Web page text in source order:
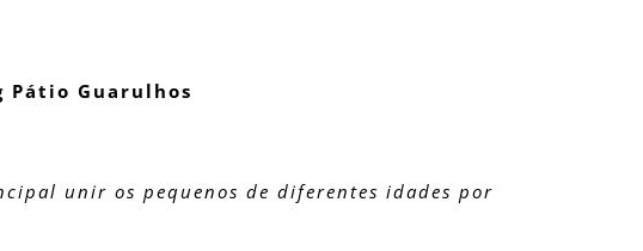
Pátio Guarulhos
unir os pequenos de diferentes idades por